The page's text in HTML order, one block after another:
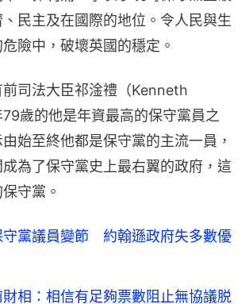
民主及在國際的地位。令人民與生
險中，破壞英國的穩定。
司法大臣祁淦禮（Kenneth
歲的他是年資最高的保守黨員之
始至終他都是保守黨的主流一員，
為了保守黨史上最右翼的政府，這
守黨。
守黨議員變節 約翰遜政府失多數優
財相：相信有足夠票數阻止無協議脱